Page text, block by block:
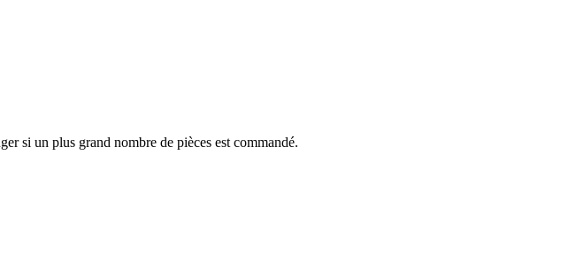
si un plus grand nombre de pièces est commandé.